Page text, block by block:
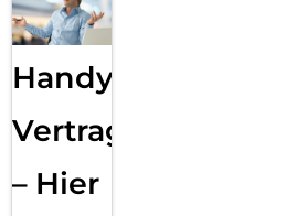
Handy
Vertragsabwicklung
– Hier